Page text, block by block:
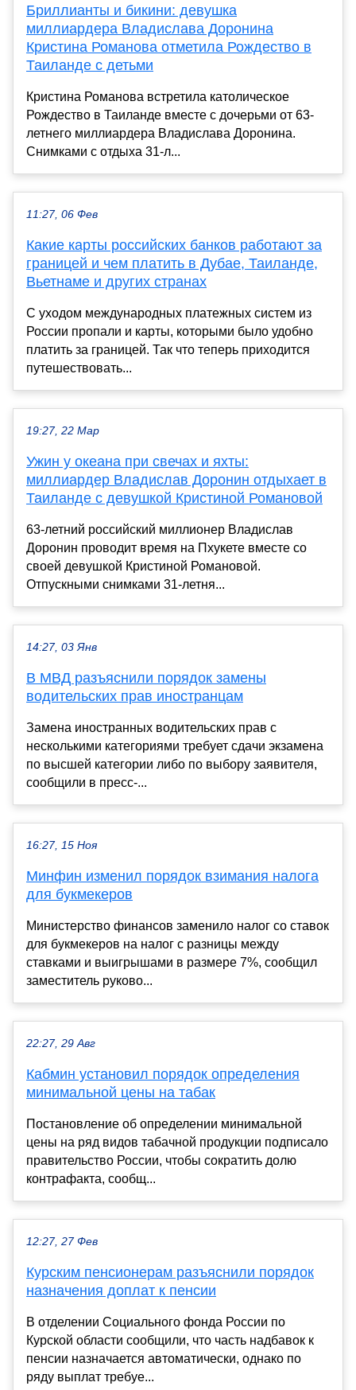
Бриллианты и бикини: девушка
миллиардера Владислава Доронина
Кристина Романова отметила Рождество в
Таиланде с детьми
Кристина Романова встретила католическое
Рождество в Таиланде вместе с дочерьми от 63-
летнего миллиардера Владислава Доронина.
Снимками с отдыха 31-л...
11:27, 06 Фев
Какие карты российских банков работают за
границей и чем платить в Дубае, Таиланде,
Вьетнаме и других странах
С уходом международных платежных систем из
России пропали и карты, которыми было удобно
платить за границей. Так что теперь приходится
путешествовать...
19:27, 22 Мар
Ужин у океана при свечах и яхты:
миллиардер Владислав Доронин отдыхает в
Таиланде с девушкой Кристиной Романовой
63-летний российский миллионер Владислав
Доронин проводит время на Пхукете вместе со
своей девушкой Кристиной Романовой.
Отпускными снимками 31-летня...
14:27, 03 Янв
В МВД разъяснили порядок замены
водительских прав иностранцам
Замена иностранных водительских прав с
несколькими категориями требует сдачи экзамена
по высшей категории либо по выбору заявителя,
сообщили в пресс-...
16:27, 15 Ноя
Минфин изменил порядок взимания налога
для букмекеров
Министерство финансов заменило налог со ставок
для букмекеров на налог с разницы между
ставками и выигрышами в размере 7%, сообщил
заместитель руково...
22:27, 29 Авг
Кабмин установил порядок определения
минимальной цены на табак
Постановление об определении минимальной
цены на ряд видов табачной продукции подписало
правительство России, чтобы сократить долю
контрафакта, сообщ...
12:27, 27 Фев
Курским пенсионерам разъяснили порядок
назначения доплат к пенсии
В отделении Социального фонда России по
Курской области сообщили, что часть надбавок к
пенсии назначается автоматически, однако по
ряду выплат требуе...